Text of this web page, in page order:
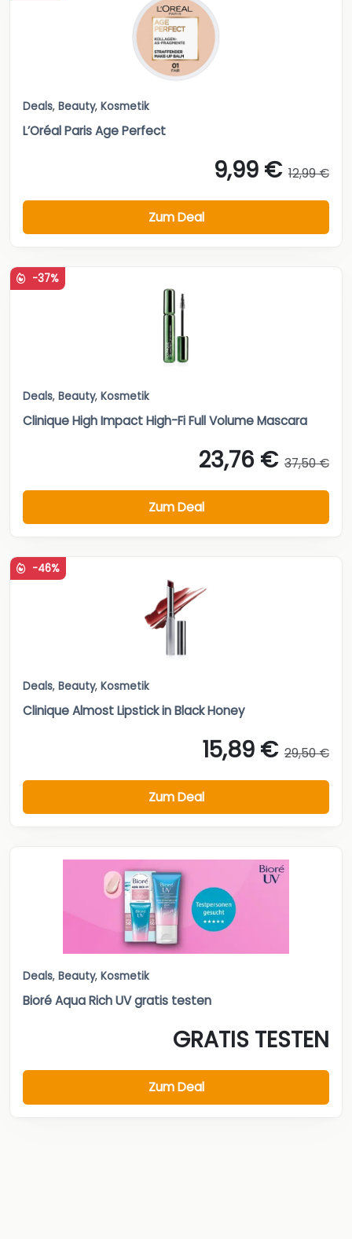
Deals, Beauty, Kosmetik
L’Oréal Paris Age Perfect
9,99 € 12,99 €
Zum Deal
-37%
Deals, Beauty, Kosmetik
Clinique High Impact High-Fi Full Volume Mascara
23,76 € 37,50 €
Zum Deal
-46%
Deals, Beauty, Kosmetik
Clinique Almost Lipstick in Black Honey
15,89 € 29,50 €
Zum Deal
Deals, Beauty, Kosmetik
Bioré Aqua Rich UV gratis testen
GRATIS TESTEN
Zum Deal